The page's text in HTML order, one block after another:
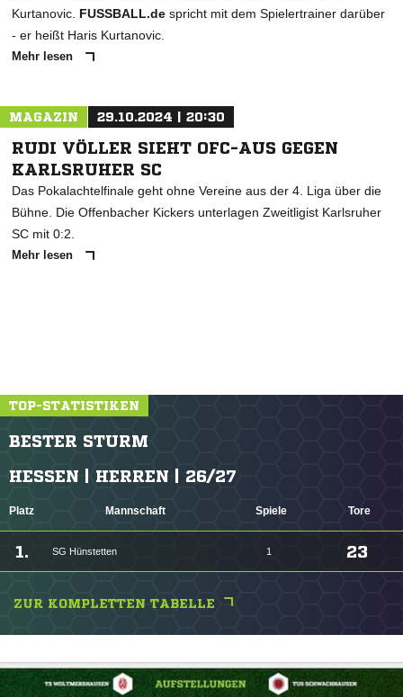
Kurtanovic. FUSSBALL.de spricht mit dem Spielertrainer darüber
- er heißt Haris Kurtanovic.
Mehr lesen
MAGAZIN 29.10.2024 | 20:30
RUDI VÖLLER SIEHT OFC-AUS GEGEN
KARLSRUHER SC
Das Pokalachtelfinale geht ohne Vereine aus der 4. Liga über die
Bühne. Die Offenbacher Kickers unterlagen Zweitligist Karlsruher
SC mit 0:2.
Mehr lesen
TOP-STATISTIKEN
BESTER STURM
HESSEN | HERREN | 26/27
Platz Mannschaft Spiele Tore
1. SG Hünstetten 1 23
ZUR KOMPLETTEN TABELLE